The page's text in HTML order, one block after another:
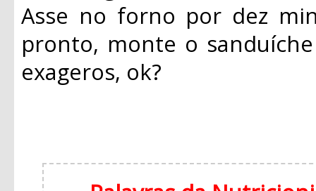
Asse no forno por dez
pronto, monte o
exageros, ok?